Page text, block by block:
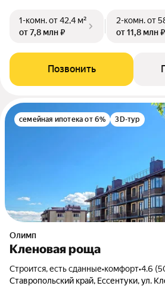
1-комн.от 42,4 м²
от 7,8 млн ₽
2-комн.от
от 11,8 млн ₽
Позвонить
семейная ипотека от 6% 3D-тур
Олимп
Кленовая роща
Строится, есть сданные•комфорт•4.6
Ставропольский край, Ессентуки, ул.